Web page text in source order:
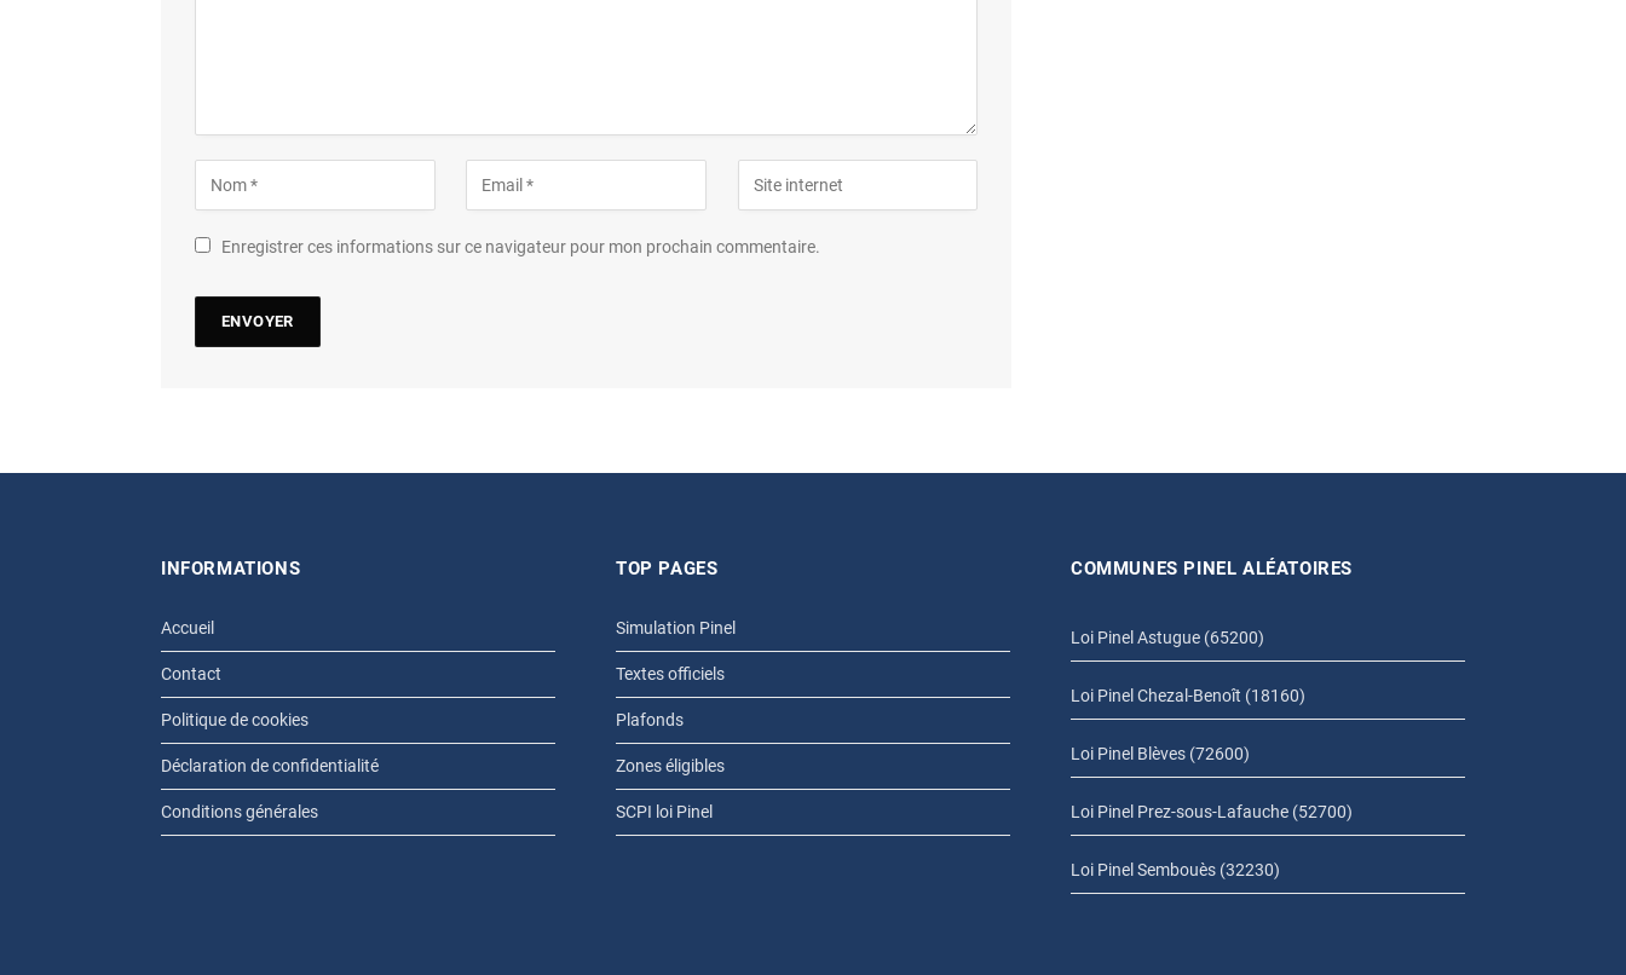
Enregistrer ces informations sur ce navigateur pour mon prochain commentaire.
INFORMATIONS
Accueil
Contact
Politique de cookies
Déclaration de confidentialité
Conditions générales
TOP PAGES
Simulation Pinel
Textes officiels
Plafonds
Zones éligibles
SCPI loi Pinel
COMMUNES PINEL ALÉATOIRES
Loi Pinel Astugue (65200)
Loi Pinel Chezal-Benoît (18160)
Loi Pinel Blèves (72600)
Loi Pinel Prez-sous-Lafauche (52700)
Loi Pinel Sembouès (32230)